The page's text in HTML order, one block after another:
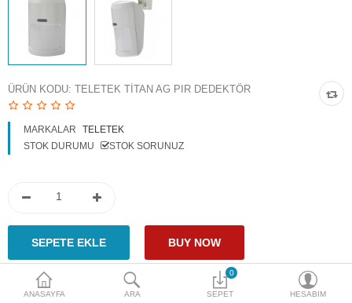
Aksesuarlar
Plaka Tanıma Sistemi
Ürün Güvenlik Sistemleri
Aksiyon Kameraları
Karşılaştır
Para Birimi
ANASAYFA ARA
0
SEPET HESABIM
ÜRÜN KODU: TELETEK TITAN AG PIR DEDEKTÖR
MARKALAR
TELETEK
STOK DURUMU
STOK SORUNUZ
Paylaş